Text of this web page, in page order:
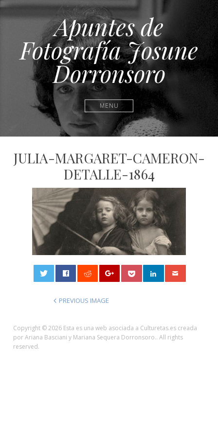
Apuntes de
Fotografía Josune
Dorronsoro
MENU
JULIA-MARGARET-CAMERON-
DETALLE-1864
PREVIOUS IMAGE
Copyright © 2026 Esta es una web asociada a Culturetas.es creada
por Ariana Basciani y Mariana Sequera Dorronsoro.. All rights
reserved.